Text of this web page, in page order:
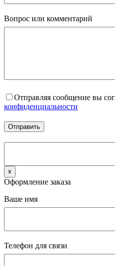
Вопрос или комментарий
Отправляя сообщение вы
конфиденциальности
x
Оформление заказа
Ваше имя
Телефон для связи